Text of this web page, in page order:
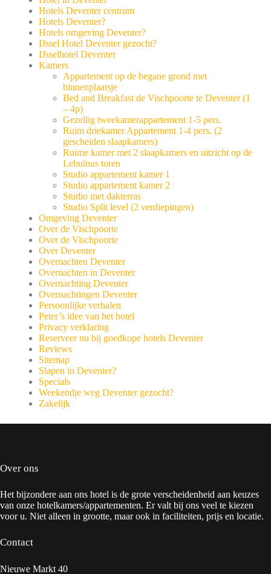
Hotels Deventer centrum
Hotels Deventer?
Hotels omgeving Deventer?
IJssel Hotel Deventer gezocht?
IJsselhotel Deventer
Kamers
Appartement op de begane grond met
binnenplaatsje
Bed and Breakfast de Vischpoorte te Deventer (1
– 4p)
Gezellig tweekamerappartement 1-5 pers.
Ruim driekamer Appartement 1-4 pers. (2
gescheiden slaapkamers)
Ruime kamer met 2 slaapkamers en uitzicht op de
Lebuïnus toren
Studio appartement kamer 1
Studio appartement kamer 2
Studio met dakterras
Studio Split level (2 verdiepingen)
Omgeving Deventer
Over de Vischpoorte
Over de Vischpoorte
Over Deventer
Overnachten Deventer
Overnachten in Deventer
Overnachting Deventer
Overnachtingen Deventer
Persoonlijke verhalen
Peter’s idee van het hotel
Privacy verklaring
Reserveer nu bij goedkope hotels Deventer
Reviews
Sitemap
Slapen in Deventer?
Specials
Weekendje weg Deventer gezocht?
Zakelijk
Over ons
Het bijzondere aan ons hotel is de grote verscheidenheid aan keuzes
van onze hotelkamers/appartementen. Er valt bij ons veel te kiezen
voor u. Niet alleen in grootte, maar ook in faciliteiten, prijs en locatie.
Contact
Nieuwe Markt 40